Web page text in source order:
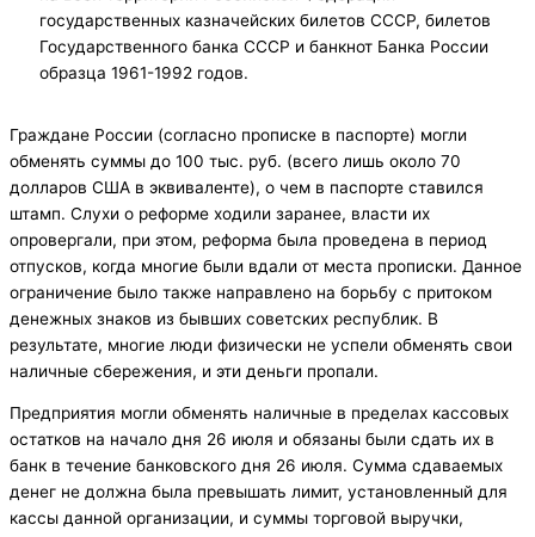
государственных казначейских билетов СССР, билетов
Государственного банка СССР и банкнот Банка России
образца 1961-1992 годов.
Граждане России (согласно прописке в паспорте) могли
обменять суммы до 100 тыс. руб. (всего лишь около 70
долларов США в эквиваленте), о чем в паспорте ставился
штамп. Слухи о реформе ходили заранее, власти их
опровергали, при этом, реформа была проведена в период
отпусков, когда многие были вдали от места прописки. Данное
ограничение было также направлено на борьбу с притоком
денежных знаков из бывших советских республик. В
результате, многие люди физически не успели обменять свои
наличные сбережения, и эти деньги пропали.
Предприятия могли обменять наличные в пределах кассовых
остатков на начало дня 26 июля и обязаны были сдать их в
банк в течение банковского дня 26 июля. Сумма сдаваемых
денег не должна была превышать лимит, установленный для
кассы данной организации, и суммы торговой выручки,